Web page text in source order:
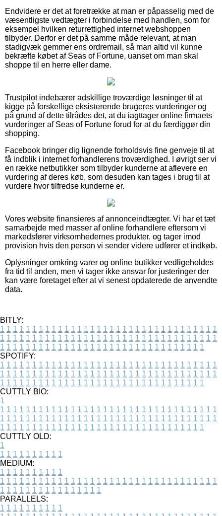
Endvidere er det at foretrække at man er påpasselig med de
væsentligste vedtægter i forbindelse med handlen, som for
eksempel hvilken returrettighed internet webshoppen
tilbyder. Derfor er det på samme måde relevant, at man
stadigvæk gemmer ens ordremail, så man altid vil kunne
bekræfte købet af Seas of Fortune, uanset om man skal
shoppe til en herre eller dame.
Trustpilot indebærer adskillige troværdige løsninger til at
kigge på forskellige eksisterende brugeres vurderinger og
på grund af dette tilrådes det, at du iagttager online firmaets
vurderinger af Seas of Fortune forud for at du færdiggør din
shopping.
Facebook bringer dig lignende forholdsvis fine genveje til at
få indblik i internet forhandlerens troværdighed. I øvrigt ser vi
en række netbutikker som tilbyder kunderne at aflevere en
vurdering af deres køb, som desuden kan tages i brug til at
vurdere hvor tilfredse kunderne er.
Vores website finansieres af annonceindtægter. Vi har et tæt
samarbejde med masser af online forhandlere eftersom vi
markedsfører virksomhedernes produkter, og tager imod
provision hvis den person vi sender videre udfører et indkøb.
Oplysninger omkring varer og online butikker vedligeholdes
fra tid til anden, men vi tager ikke ansvar for justeringer der
kan være foretaget efter at vi senest opdaterede de anvendte
data.
BITLY:
1 1 1 1 1 1 1 1 1 1 1 1 1 1 1 1 1 1 1 1 1 1 1 1 1 1 1 1 1 1 1 1 1 1
1 1 1 1 1 1 1 1 1 1 1 1 1 1 1 1 1 1 1 1 1 1 1 1 1 1 1 1 1 1 1 1 1 1
1 1 1 1 1 1 1 1 1 1 1 1 1 1 1 1 1 1 1 1 1 1 1 1 1 1 1 1 1 1 1 1
SPOTIFY:
1 1 1 1 1 1 1 1 1 1 1 1 1 1 1 1 1 1 1 1 1 1 1 1 1 1 1 1 1 1 1 1 1 1
1 1 1 1 1 1 1 1 1 1 1 1 1 1 1 1 1 1 1 1 1 1 1 1 1 1 1 1 1 1 1 1 1 1
1 1 1 1 1 1 1 1 1 1 1 1 1 1 1 1 1 1 1 1 1 1 1 1 1 1 1 1 1 1 1 1
CUTTLY BIO:
1
1 1 1 1 1 1 1 1 1 1 1 1 1 1 1 1 1 1 1 1 1 1 1 1 1 1 1 1 1 1 1 1 1 1
1 1 1 1 1 1 1 1 1 1 1 1 1 1 1 1 1 1 1 1 1 1 1 1 1 1 1 1 1 1 1 1 1 1
1 1 1 1 1 1 1 1 1 1 1 1 1 1 1 1 1 1 1 1 1 1 1 1 1 1 1 1 1 1 1 1
CUTTLY OLD:
1
1 1 1 1 1 1 1 1 1 1
MEDIUM:
1 1 1 1 1 1 1 1 1 1
1 1 1 1 1 1 1 1 1 1 1 1 1 1 1 1 1 1 1 1 1 1 1 1 1 1 1 1 1 1 1 1 1 1
1 1 1 1 1 1 1 1 1 1 1 1 1 1 1 1
PARALLELS:
1 1 1 1 1 1 1 1 1 1